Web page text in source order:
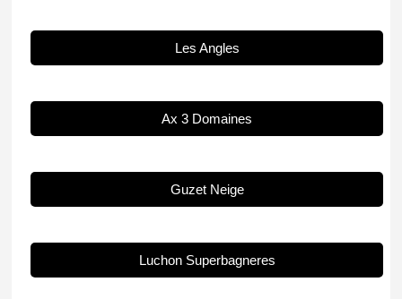
Les Angles
Ax 3 Domaines
Guzet Neige
Luchon Superbagneres